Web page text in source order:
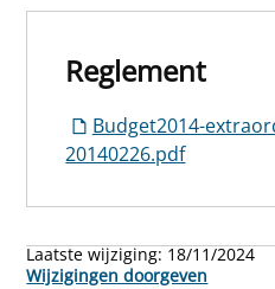
Reglement
Budget2014-
20140226.pdf
Laatste wijziging: 18/11/2024
Wijzigingen doorgeven